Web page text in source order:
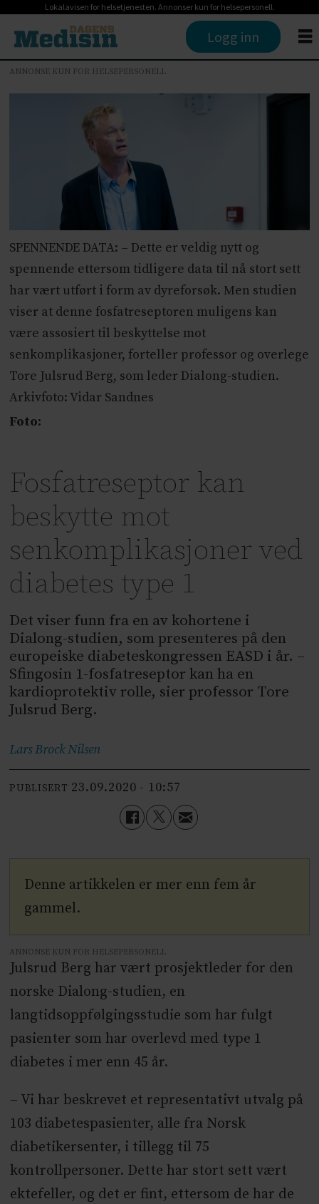
Lokalavisen for helsetjenesten. Annonser kun for helsepersonell.
Logg inn
ANNONSE KUN FOR HELSEPERSONELL
SPENNENDE DATA: – Dette er veldig nytt og
spennende ettersom tidligere data til nå stort sett
har vært utført i form av dyreforsøk. Men studien
viser at denne fosfatreseptoren muligens kan
være assosiert til beskyttelse mot
senkomplikasjoner, forteller professor og overlege
Tore Julsrud Berg, som leder Dialong-studien.
Arkivfoto: Vidar Sandnes
Foto:
Fosfatreseptor kan
beskytte mot
senkomplikasjoner ved
diabetes type 1
Det viser funn fra en av kohortene i
Dialong-studien, som presenteres på den
europeiske diabeteskongressen EASD i år. –
Sfingosin 1-fosfatreseptor kan ha en
kardioprotektiv rolle, sier professor Tore
Julsrud Berg.
Lars BrockNilsen
PUBLISERT 23.09.2020 - 10:57
Denne artikkelen er mer enn fem år
gammel.
ANNONSE KUN FOR HELSEPERSONELL
Julsrud Berg har vært prosjektleder for den
norske Dialong-studien, en
langtidsoppfølgingsstudie som har fulgt
pasienter som har overlevd med type 1
diabetes i mer enn 45 år.
– Vi har beskrevet et representativt utvalg på
103 diabetespasienter, alle fra Norsk
diabetikersenter, i tillegg til 75
kontrollpersoner. Dette har stort sett vært
ektefeller, og det er fint, ettersom de har de